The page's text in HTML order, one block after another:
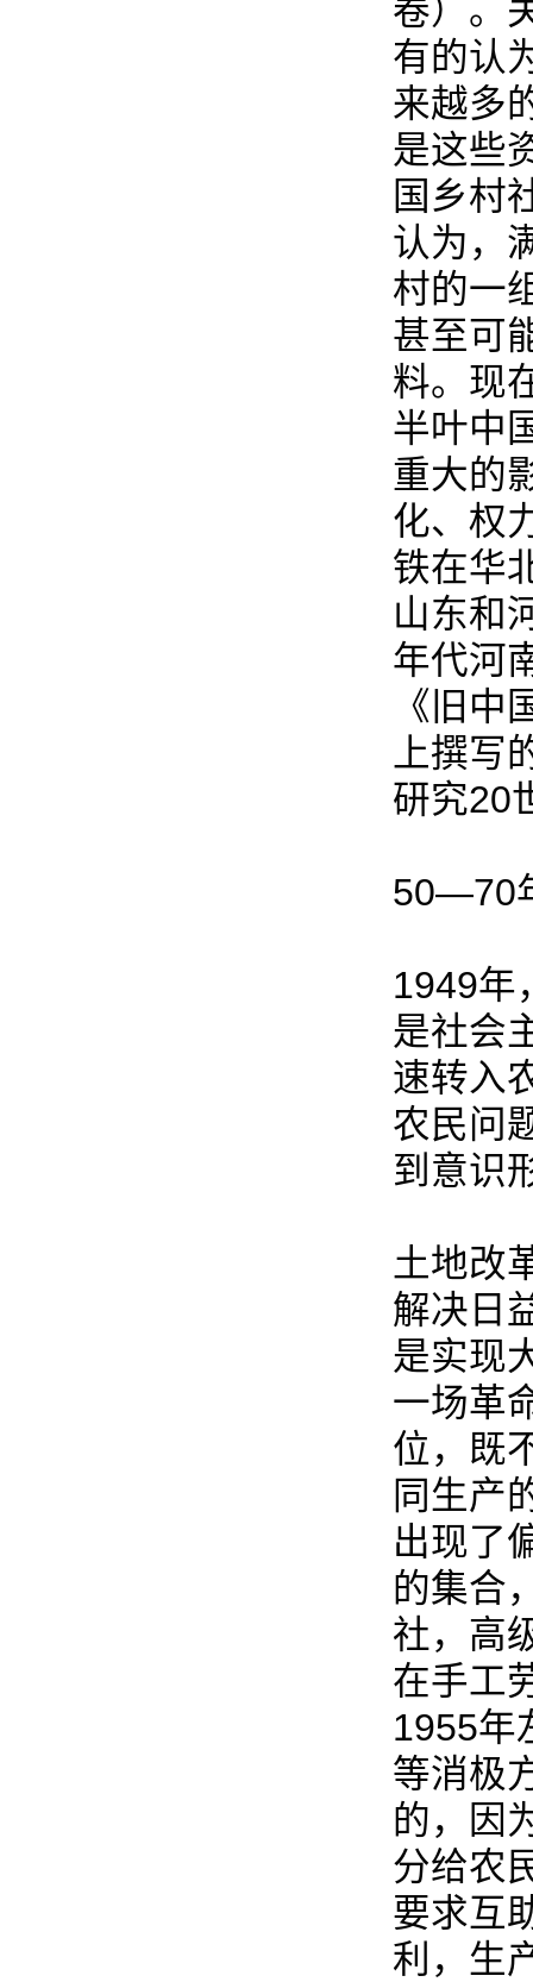
卷）。
有的认
来越多
是这些
国乡村
认为，
村的一
甚至可
料。现
半叶中
重大的
化、权
铁在华
山东和
年代河
《旧
上撰
研究20
50—70
1949年
是社会
速转入
农民问
到意识
土地改
解决日
是实现
一场革
位，既
同生产
出现了
的集合
社，高
在手工
1955年
等消极
的，因
分给农
要求互
利，生